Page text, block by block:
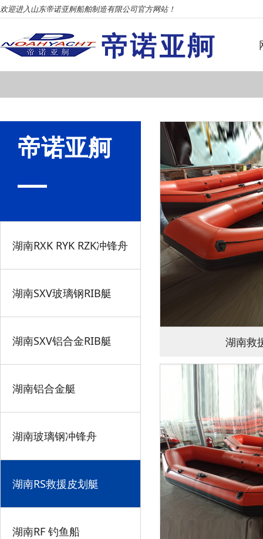
欢迎进入山东帝诺亚舸船舶制造有限公司官方网站！
帝诺亚舸
湖南RXK RYK RZK冲锋舟
湖南SXV玻璃钢RIB艇
湖南SXV铝合金RIB艇
湖南铝合金艇
湖南玻璃钢冲锋舟
湖南RS救援皮划艇
湖南RF 钓鱼船
湖南救